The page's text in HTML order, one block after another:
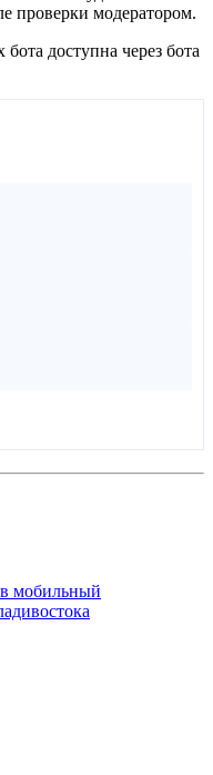
проверки модератором.
доступна через бота
мобильный